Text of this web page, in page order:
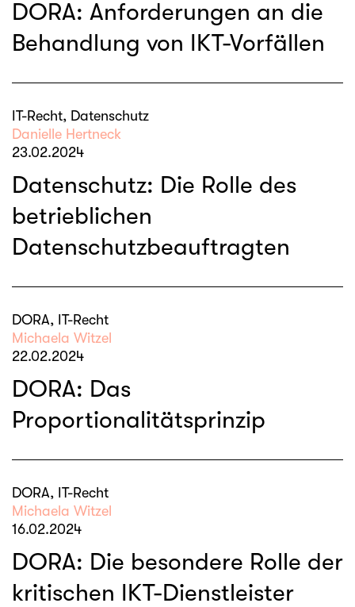
DORA: Anforderungen an die
Behandlung von IKT-Vorfällen
IT-Recht, Datenschutz
Danielle Hertneck
23.02.2024
Datenschutz: Die Rolle des
betrieblichen
Datenschutzbeauftragten
DORA, IT-Recht
Michaela Witzel
22.02.2024
DORA: Das
Proportionalitätsprinzip
DORA, IT-Recht
Michaela Witzel
16.02.2024
DORA: Die besondere Rolle der
kritischen IKT-Dienstleister